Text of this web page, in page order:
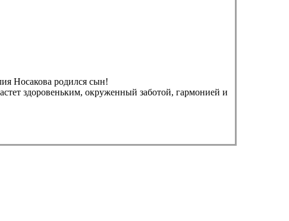
Носакова родился сын!
здоровеньким, окруженный заботой, гармонией и